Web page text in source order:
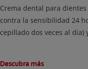
Crema dental para
contra la sensibilidad 24
cepillado dos veces al
Descubra más